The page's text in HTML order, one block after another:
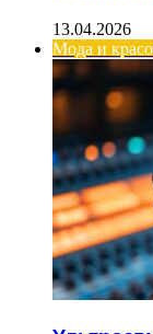
13.04.2026
Мода и